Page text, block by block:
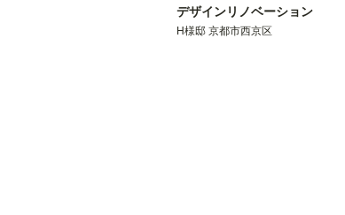
デザインリノベーション
H様邸 京都市西京区